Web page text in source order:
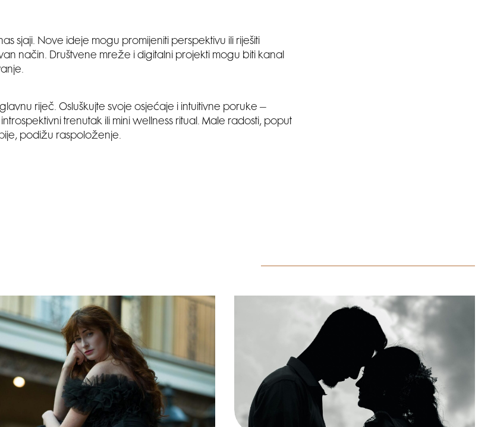
sjaji. Nove ideje mogu promijeniti perspektivu ili riješiti
način. Društvene mreže i digitalni projekti mogu biti kanal
riječ. Osluškujte svoje osjećaje i intuitivne poruke –
trenutak ili mini wellness ritual. Male radosti, poput
podižu raspoloženje.